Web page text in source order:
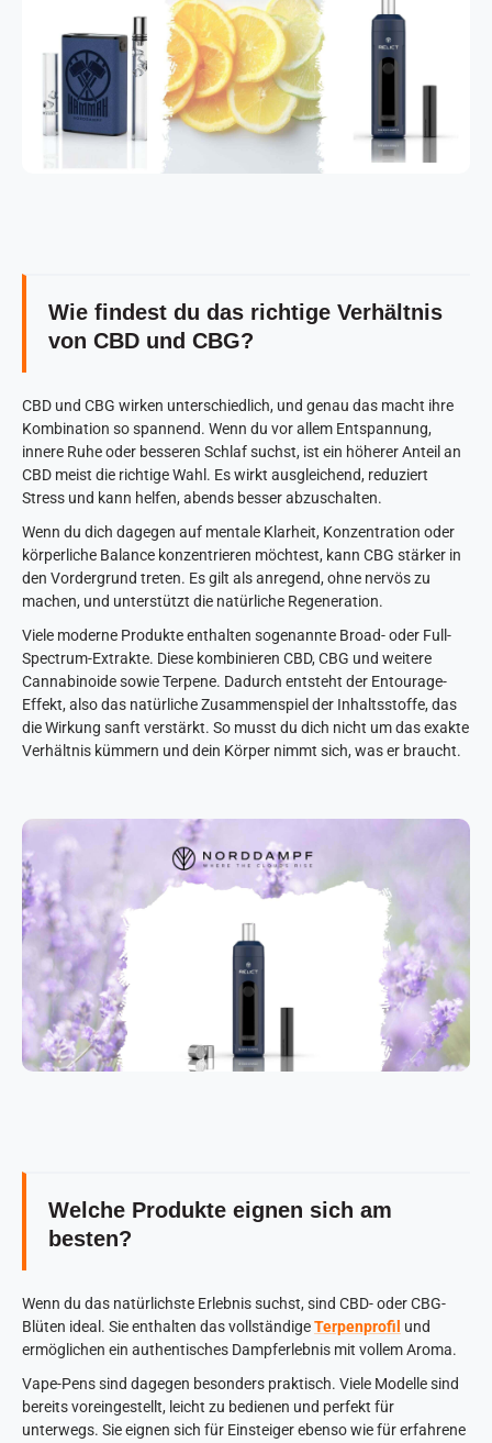
Wie findest du das richtige Verhältnis
von CBD und CBG?
CBD und CBG wirken unterschiedlich, und genau das macht ihre
Kombination so spannend. Wenn du vor allem Entspannung,
innere Ruhe oder besseren Schlaf suchst, ist ein höherer Anteil an
CBD meist die richtige Wahl. Es wirkt ausgleichend, reduziert
Stress und kann helfen, abends besser abzuschalten.
Wenn du dich dagegen auf mentale Klarheit, Konzentration oder
körperliche Balance konzentrieren möchtest, kann CBG stärker in
den Vordergrund treten. Es gilt als anregend, ohne nervös zu
machen, und unterstützt die natürliche Regeneration.
Viele moderne Produkte enthalten sogenannte Broad- oder Full-
Spectrum-Extrakte. Diese kombinieren CBD, CBG und weitere
Cannabinoide sowie Terpene. Dadurch entsteht der Entourage-
Effekt, also das natürliche Zusammenspiel der Inhaltsstoffe, das
die Wirkung sanft verstärkt. So musst du dich nicht um das exakte
Verhältnis kümmern und dein Körper nimmt sich, was er braucht.
Welche Produkte eignen sich am
besten?
Wenn du das natürlichste Erlebnis suchst, sind CBD- oder CBG-
Blüten ideal. Sie enthalten das vollständigeTerpenprofil und
ermöglichen ein authentisches Dampferlebnis mit vollem Aroma.
Vape-Pens sind dagegen besonders praktisch. Viele Modelle sind
bereits voreingestellt, leicht zu bedienen und perfekt für
unterwegs. Sie eignen sich für Einsteiger ebenso wie für erfahrene